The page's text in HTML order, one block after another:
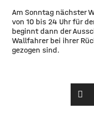
Am Sonntag nächster
von 10 bis 24 Uhr für
beginnt dann der
Wallfahrer bei ihrer
gezogen sind.